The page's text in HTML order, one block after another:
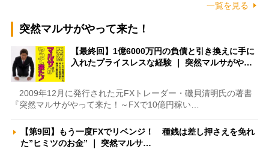
一覧を見る
突然マルサがやって来た！
【最終回】1億6000万円の負債と引き換えに手に
入れたプライスレスな経験 ｜ 突然マルサがや…
2009年12月に発行された元FXトレーダー・磯貝清明氏の著書
『突然マルサがやって来た！～FXで10億円稼い…
【第9回】もう一度FXでリベンジ！ 種銭は差し押さえを免れ
た”ヒミツのお金” ｜ 突然マルサ…